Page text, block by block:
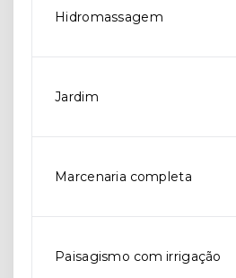
Hidromassagem
Jardim
Marcenaria completa
Paisagismo com irrigação